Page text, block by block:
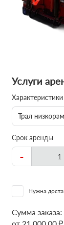
Услуги
Характеристики
Трал
Срок аренды
-
Нужна
Сумма заказа: